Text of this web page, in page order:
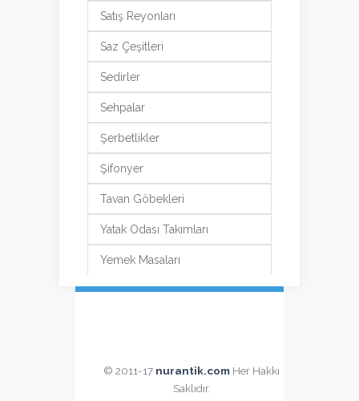
Satış Reyonları
Saz Çeşitleri
Sedirler
Sehpalar
Şerbetlikler
Şifonyer
Tavan Göbekleri
Yatak Odası Takımları
Yemek Masaları
© 2011-17 nurantik.com Her Hakkı
Saklıdır.